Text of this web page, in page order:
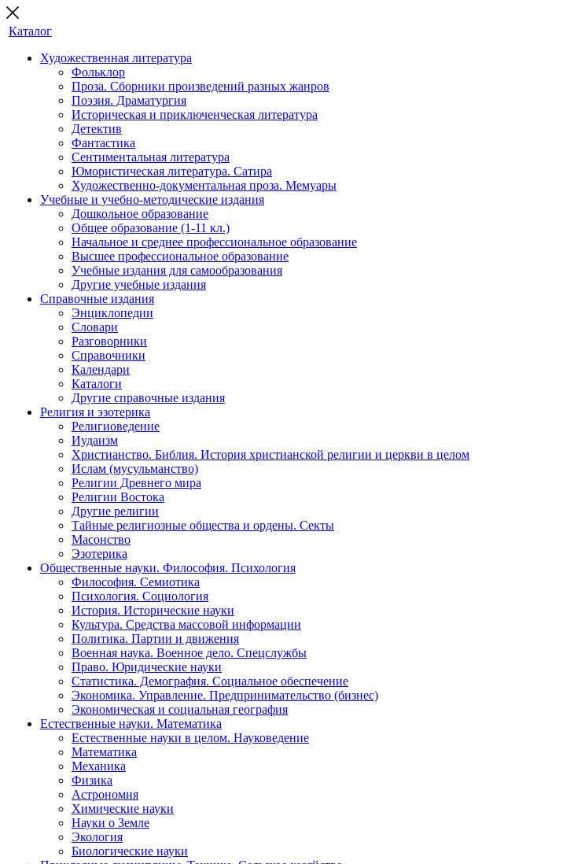
Каталог
Художественная литература
Фольклор
Проза. Сборники произведений разных жанров
Поэзия. Драматургия
Историческая и приключенческая литература
Детектив
Фантастика
Сентиментальная литература
Юмористическая литература. Сатира
Художественно-документальная проза. Мемуары
Учебные и учебно-методические издания
Дошкольное образование
Общее образование (1-11 кл.)
Начальное и среднее профессиональное образование
Высшее профессиональное образование
Учебные издания для самообразования
Другие учебные издания
Справочные издания
Энциклопедии
Словари
Разговорники
Справочники
Календари
Каталоги
Другие справочные издания
Религия и эзотерика
Религиоведение
Иудаизм
Христианство. Библия. История христианской религии и церкви в целом
Ислам (мусульманство)
Религии Древнего мира
Религии Востока
Другие религии
Тайные религиозные общества и ордены. Секты
Масонство
Эзотерика
Общественные науки. Философия. Психология
Философия. Семиотика
Психология. Социология
История. Исторические науки
Культура. Средства массовой информации
Политика. Партии и движения
Военная наука. Военное дело. Спецслужбы
Право. Юридические науки
Статистика. Демография. Социальное обеспечение
Экономика. Управление. Предпринимательство (бизнес)
Экономическая и социальная география
Естественные науки. Математика
Естественные науки в целом. Науковедение
Математика
Механика
Физика
Астрономия
Химические науки
Науки о Земле
Экология
Биологические науки